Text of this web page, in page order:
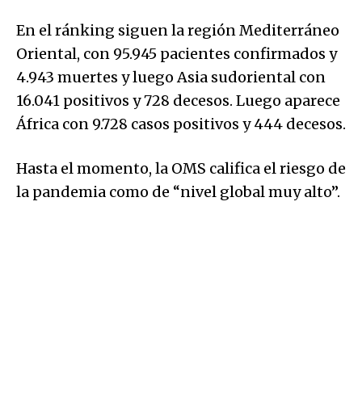
En el ránking siguen la región Mediterráneo
Oriental, con 95.945 pacientes confirmados y
4.943 muertes y luego Asia sudoriental con
16.041 positivos y 728 decesos. Luego aparece
África con 9.728 casos positivos y 444 decesos.
Hasta el momento, la OMS califica el riesgo de
la pandemia como de “nivel global muy alto”.